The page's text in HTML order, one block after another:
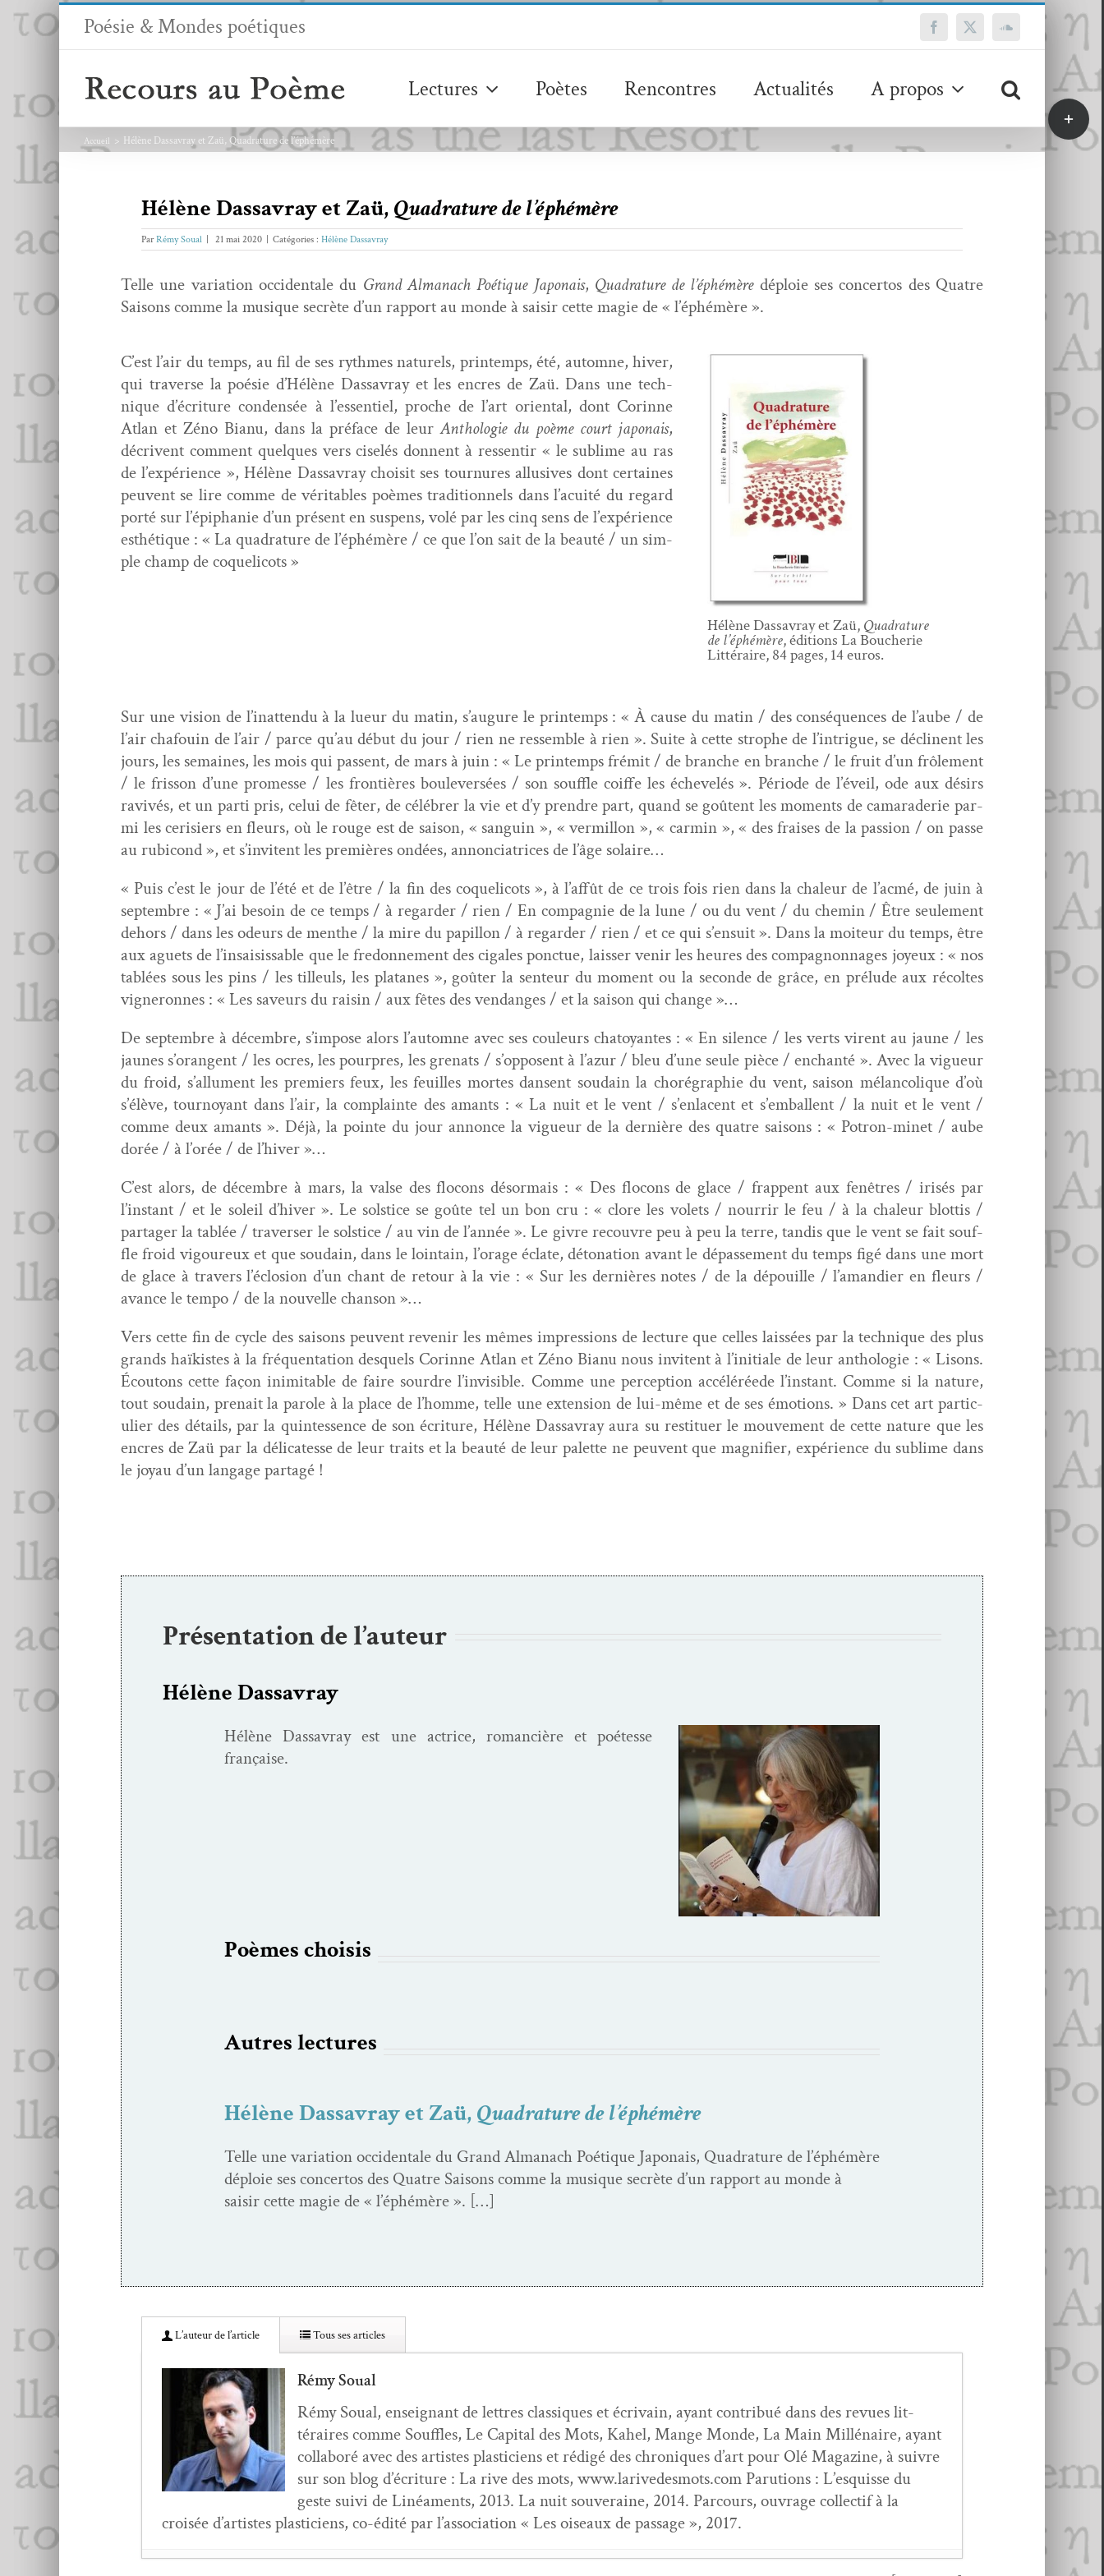
Passer
Poésie & Mondes poétiques Facebook
X SoundCloud
Lectures Poètes Rencontres Actualités A propos
Accueil Hélène Dassavray et Zaü, Quadrature de l’éphémère
Hélène Dassavray et Zaü,Quadrature de l’éphémère
ParRémy Soual 21 mai 2020 Catégories : Hélène Dassavray
Telle une vari­a­tion occi­den­tale du Grand Almanach Poé­tique Japon­ais, Quad­ra­ture de l’éphémèredéploie ses con­cer­tos des Qua­tre
Saisons comme la musique secrète d’un rap­port au monde à saisir cette magie de « l’éphémère ».
C’est l’air du temps, au fil de ses rythmes naturels, print­emps, été, automne, hiv­er,
qui tra­verse la poésie d’Hélène Das­savray et les encres de Zaü. Dans une tech­
nique d’écriture con­den­sée à l’essentiel, proche de l’art ori­en­tal, dont Corinne
Atlan et Zéno Bianu, dans la pré­face de leurAntholo­gie du poème court japon­ais,
décrivent com­ment quelques vers ciselés don­nent à ressen­tir « le sub­lime au ras
de l’ex­péri­ence », Hélène Das­savray choisit ses tour­nures allu­sives dont cer­taines
peu­vent se lire comme de véri­ta­bles poèmes tra­di­tion­nels dans l’acuité du regard
porté sur l’épiphanie d’un présent en sus­pens, volé par les cinq sens de l’expérience
esthé­tique : « La quad­ra­ture de l’éphémère / ce que l’on sait de la beauté / un sim­
ple champ de coquelicots »
Hélène Das­savray et Zaü, Quad­ra­ture
de l’éphémère, édi­tions La Boucherie
Lit­téraire, 84 pages, 14 euros.
Sur une vision de l’inattendu à la lueur du matin, s’augure le print­emps : « À cause du matin / des con­séquences de l’aube / de
l’air chafouin de l’air / parce qu’au début du jour / rien ne ressem­ble à rien ». Suite à cette stro­phe de l’intrigue, se décli­nent les
jours, les semaines, les mois qui passent, de mars à juin : « Le print­emps frémit / de branche en branche / le fruit d’un frôle­ment
/ le fris­son d’une promesse / les fron­tières boulever­sées / son souf­fle coiffe les échevelés ». Péri­ode de l’éveil, ode aux désirs
ravivés, et un par­ti pris, celui de fêter, de célébr­er la vie et d’y pren­dre part, quand se goû­tent les moments de cama­raderie par­
mi les cerisiers en fleurs, où le rouge est de sai­son, « san­guin », « ver­mil­lon », « carmin », « des frais­es de la pas­sion / on passe
au rubi­cond », et s’invitent les pre­mières ondées, annon­ci­atri­ces de l’âge solaire…
« Puis c’est le jour de l’été et de l’être / la fin des coqueli­cots », à l’affût de ce trois fois rien dans la chaleur de l’acmé, de juin à
sep­tem­bre : « J’ai besoin de ce temps / à regarder / rien / En com­pag­nie de la lune / ou du vent / du chemin / Être seule­ment
dehors / dans les odeurs de men­the / la mire du papil­lon / à regarder / rien / et ce qui s’ensuit ». Dans la moi­teur du temps, être
aux aguets de l’insaisissable que le fre­donnement des cigales ponctue, laiss­er venir les heures des com­pagnon­nages joyeux : « nos
tablées sous les pins / les tilleuls, les pla­tanes », goûter la sen­teur du moment ou la sec­onde de grâce, en prélude aux récoltes
vigneronnes : « Les saveurs du raisin / aux fêtes des ven­dan­ges / et la sai­son qui change »…
De sep­tem­bre à décem­bre, s’impose alors l’automne avec ses couleurs cha­toy­antes : « En silence / les verts virent au jaune / les
jaunes s’orangent / les ocres, les pour­pres, les grenats / s’opposent à l’azur / bleu d’une seule pièce / enchan­té ». Avec la vigueur
du froid, s’allument les pre­miers feux, les feuilles mortes dansent soudain la choré­gra­phie du vent, sai­son mélan­col­ique d’où
s’élève, tournoy­ant dans l’air, la com­plainte des amants : « La nuit et le vent / s’enlacent et s’emballent / la nuit et le vent /
comme deux amants ». Déjà, la pointe du jour annonce la vigueur de la dernière des qua­tre saisons : « Potron-minet / aube
dorée / à l’orée / de l’hiver »…
C’est alors, de décem­bre à mars, la valse des flo­cons désor­mais : « Des flo­cons de glace / frap­pent aux fenêtres / irisés par
l’instant / et le soleil d’hiver ». Le sol­stice se goûte tel un bon cru : « clore les volets / nour­rir le feu / à la chaleur blot­tis /
partager la tablée / tra­vers­er le sol­stice / au vin de l’année ». Le givre recou­vre peu à peu la terre, tan­dis que le vent se fait souf­
fle froid vigoureux et que soudain, dans le loin­tain, l’orage éclate, déto­na­tion avant le dépasse­ment du temps figé dans une mort
de glace à tra­vers l’éclosion d’un chant de retour à la vie : « Sur les dernières notes / de la dépouille / l’amandier en fleurs /
avance le tem­po / de la nou­velle chanson »…
Vers cette fin de cycle des saisons peu­vent revenir les mêmes impres­sions de lec­ture que celles lais­sées par la tech­nique des plus
grands haïk­istes à la fréquen­ta­tion desquels Corinne Atlan et Zéno Bianu nous invi­tent à l’initiale de leur antholo­gie : « Lisons.
Écou­tons cette façon inim­itable de faire sour­dre l’in­vis­i­ble. Comme une per­cep­tion accéléréede l’in­stant. Comme si la nature,
tout soudain, pre­nait la parole à la place de l’homme, telle une exten­sion de lui-même et de ses émo­tions. » Dans cet art par­ti­c­
uli­er des détails, par la quin­tes­sence de son écri­t­ure, Hélène Das­savray aura su restituer le mou­ve­ment de cette nature que les
encres de Zaü par la déli­catesse de leur traits et la beauté de leur palette ne peu­vent que mag­ni­fi­er, expéri­ence du sub­lime dans
le joy­au d’un lan­gage partagé !
Présentation de l’auteur
Hélène Dassavray
Hélène Das­savray est une actrice, roman­cière et poétesse
française.
Poèmes choi­sis
Autres lec­tures
Hélène Dassavray et Zaü,Quadrature de l’éphémère
Telle une vari­a­tion occi­den­tale du Grand Almanach Poé­tique Japon­ais, Quad­ra­ture de l’éphémère
déploie ses con­cer­tos des Qua­tre Saisons comme la musique secrète d’un rap­port au monde à
saisir cette magie de « l’éphémère ». […]
L’au­teur de l’article Tous ses articles
Rémy Soual
Rémy Soual, enseignant de let­tres clas­siques et écrivain, ayant con­tribué dans des revues lit­
téraires comme Souf­fles, Le Cap­i­tal des Mots, Kahel, Mange Monde, La Main Mil­lé­naire, ayant
col­laboré avec des artistes plas­ti­ciens et rédigé des chroniques d’art pour Olé Mag­a­zine, à suiv­re
sur son blog d’écri­t­ure : La rive des mots, www.larivedesmots.com Paru­tions : L’esquisse du
geste suivi de Linéa­ments, 2013. La nuit sou­veraine, 2014. Par­cours, ouvrage col­lec­tif à la
croisée d’artistes plas­ti­ciens, co-édité par l’as­so­ci­a­tion « Les oiseaux de pas­sage », 2017.
Bascule
de
la
barre